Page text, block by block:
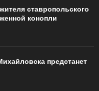
ставропольского
конопли
предстанет